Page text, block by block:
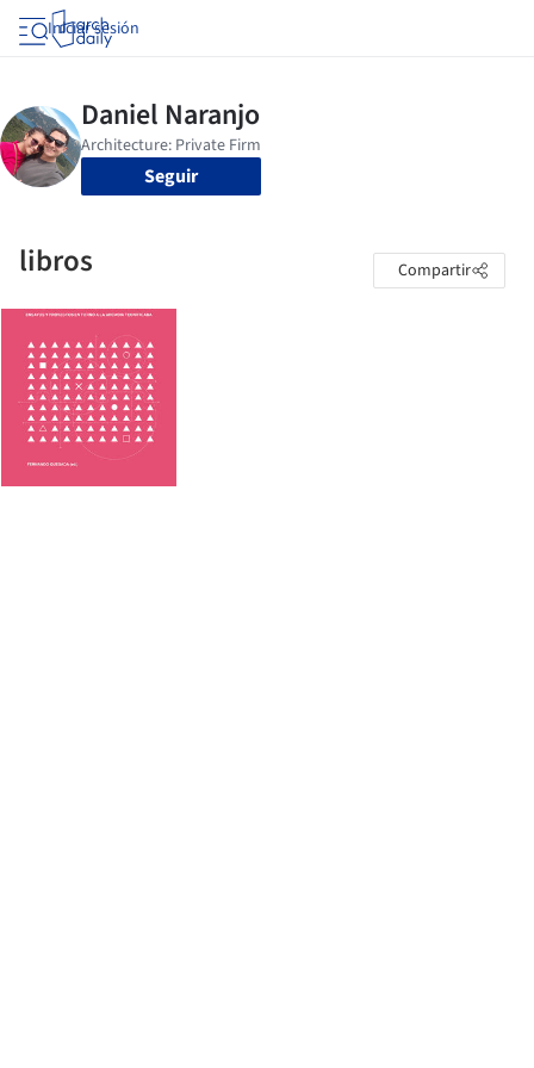
Iniciar sesión
Seguir
libros Compartir